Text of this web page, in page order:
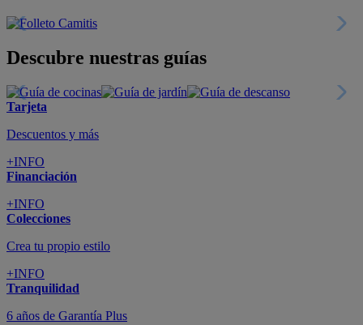
Descubre nuestras guías
Tarjeta
Descuentos y más
+INFO
Financiación
+INFO
Colecciones
Crea tu propio estilo
+INFO
Tranquilidad
6 años de Garantía Plus